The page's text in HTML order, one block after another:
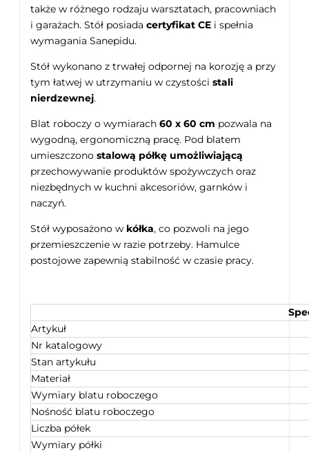
także w różnego rodzaju warsztatach, pracowniach
i garażach. Stół posiada certyfikat CE i spełnia
wymagania Sanepidu.
Stół wykonano z trwałej odpornej na korozję a przy
tym łatwej w utrzymaniu w czystości stali
nierdzewnej.
Blat roboczy o wymiarach 60 x 60 cm pozwala na
wygodną, ergonomiczną pracę. Pod blatem
umieszczono stalową półkę umożliwiającą
przechowywanie produktów spożywczych oraz
niezbędnych w kuchni akcesoriów, garnków i
naczyń.
Stół wyposażono w kółka, co pozwoli na jego
przemieszczenie w razie potrzeby. Hamulce
postojowe zapewnią stabilność w czasie pracy.
Artykuł
Nr katalogowy
Stan artykułu
Materiał
Wymiary blatu roboczego
Nośność blatu roboczego
Liczba półek
Wymiary półki